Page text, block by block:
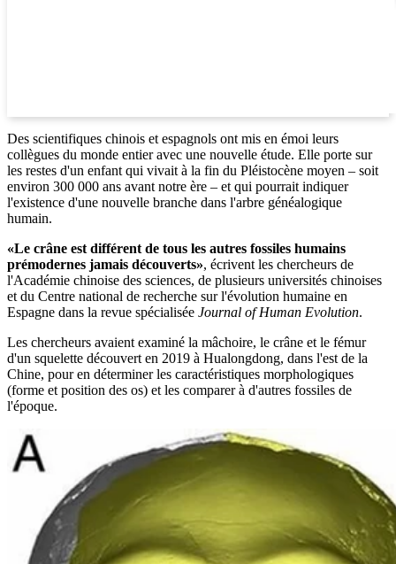
Des scientifiques chinois et espagnols ont mis en émoi leurs
collègues du monde entier avec une nouvelle étude. Elle porte sur
les restes d'un enfant qui vivait à la fin du Pléistocène moyen – soit
environ 300 000 ans avant notre ère – et qui pourrait indiquer
l'existence d'une nouvelle branche dans l'arbre généalogique
humain.
«Le crâne est différent de tous les autres fossiles humains
prémodernes jamais découverts», écrivent les chercheurs de
l'Académie chinoise des sciences, de plusieurs universités chinoises
et du Centre national de recherche sur l'évolution humaine en
Espagne dans la revue spécialisée Journal of Human Evolution.
Les chercheurs avaient examiné la mâchoire, le crâne et le fémur
d'un squelette découvert en 2019 à Hualongdong, dans l'est de la
Chine, pour en déterminer les caractéristiques morphologiques
(forme et position des os) et les comparer à d'autres fossiles de
l'époque.